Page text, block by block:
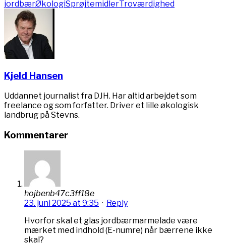
jordbærØkologiSprøjtemidlerTroværdighed
Kjeld Hansen
Uddannet journalist fra DJH. Har altid arbejdet som
freelance og som forfatter. Driver et lille økologisk
landbrug på Stevns.
Kommentarer
hojbenb47c3ff18e
23. juni 2025 at 9:35 · Reply
Hvorfor skal et glas jordbærmarmelade være
mærket med indhold (E-numre) når bærrene ikke
skal?